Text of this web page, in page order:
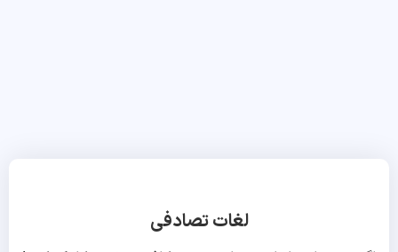
لغات تصادفی